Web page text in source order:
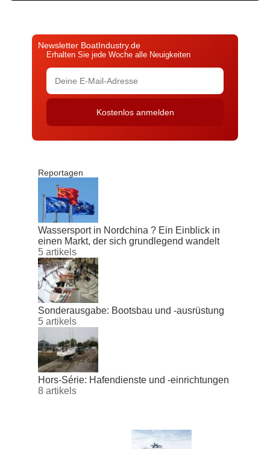
Newsletter BoatIndustry.de
Erhalten Sie jede Woche alle Neuigkeiten
Reportagen
Wassersport in Nordchina ? Ein Einblick in
einen Markt, der sich grundlegend wandelt
5 artikels
Sonderausgabe: Bootsbau und -ausrüstung
5 artikels
Hors-Série: Hafendienste und -einrichtungen
8 artikels